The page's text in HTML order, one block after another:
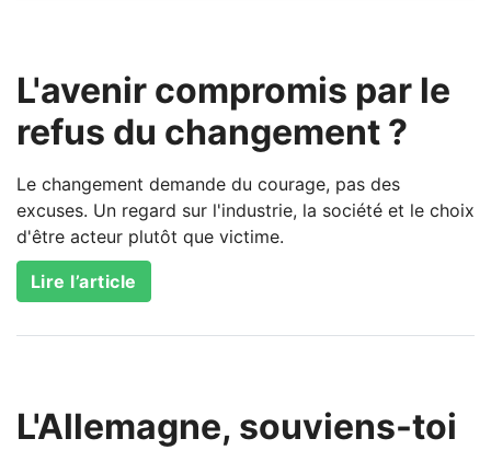
L'avenir compromis par le
refus du changement ?
Le changement demande du courage, pas des
excuses. Un regard sur l'industrie, la société et le choix
d'être acteur plutôt que victime.
Lire l’article
L'Allemagne, souviens-toi